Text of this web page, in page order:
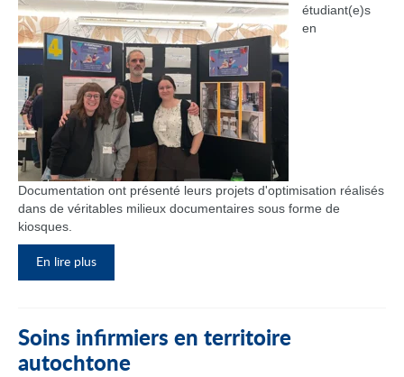
étudiant(e)s
en
Documentation ont présenté leurs projets d'optimisation réalisés
dans de véritables milieux documentaires sous forme de
kiosques.
En lire plus
Soins infirmiers en territoire
autochtone